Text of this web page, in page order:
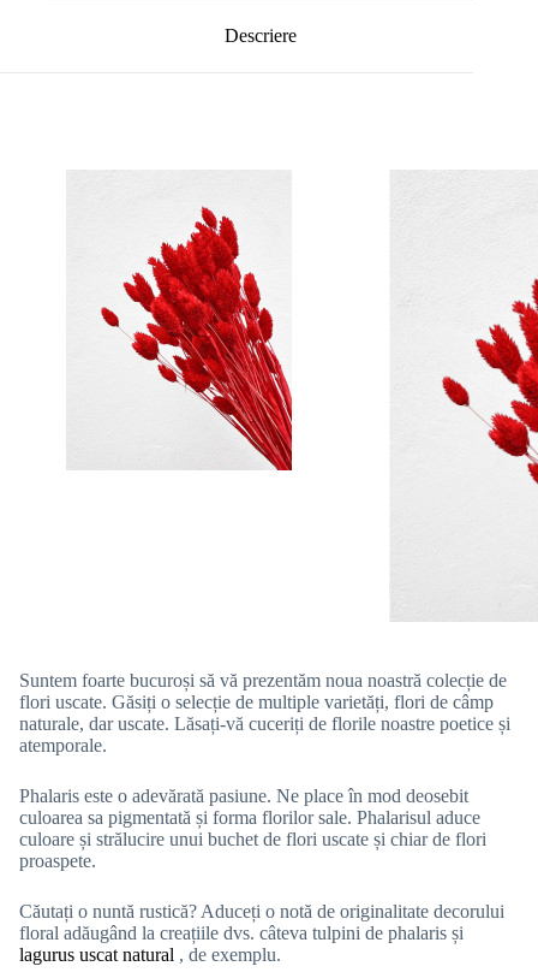
Descriere
Suntem foarte bucuroși să vă prezentăm noua noastră colecție de
flori uscate. Găsiți o selecție de multiple varietăți, flori de câmp
naturale, dar uscate. Lăsați-vă cuceriți de florile noastre poetice și
atemporale.
Phalaris este o adevărată pasiune. Ne place în mod deosebit
culoarea sa pigmentată și forma florilor sale. Phalarisul aduce
culoare și strălucire unui buchet de flori uscate și chiar de flori
proaspete.
Căutați o nuntă rustică? Aduceți o notă de originalitate decorului
floral adăugând la creațiile dvs. câteva tulpini de phalaris și
lagurus uscat natural , de exemplu.